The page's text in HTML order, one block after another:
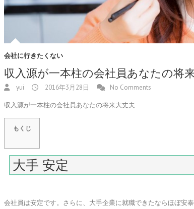
会社に行きたくない
収入源が一本柱の会社員あなたの将
yui 2016年3月28日 No Comments
収入源が一本柱の会社員あなたの将来大丈夫
もくじ
大手 安定
会社員は安定です。さらに、大手企業に就職できたならほぼ安泰